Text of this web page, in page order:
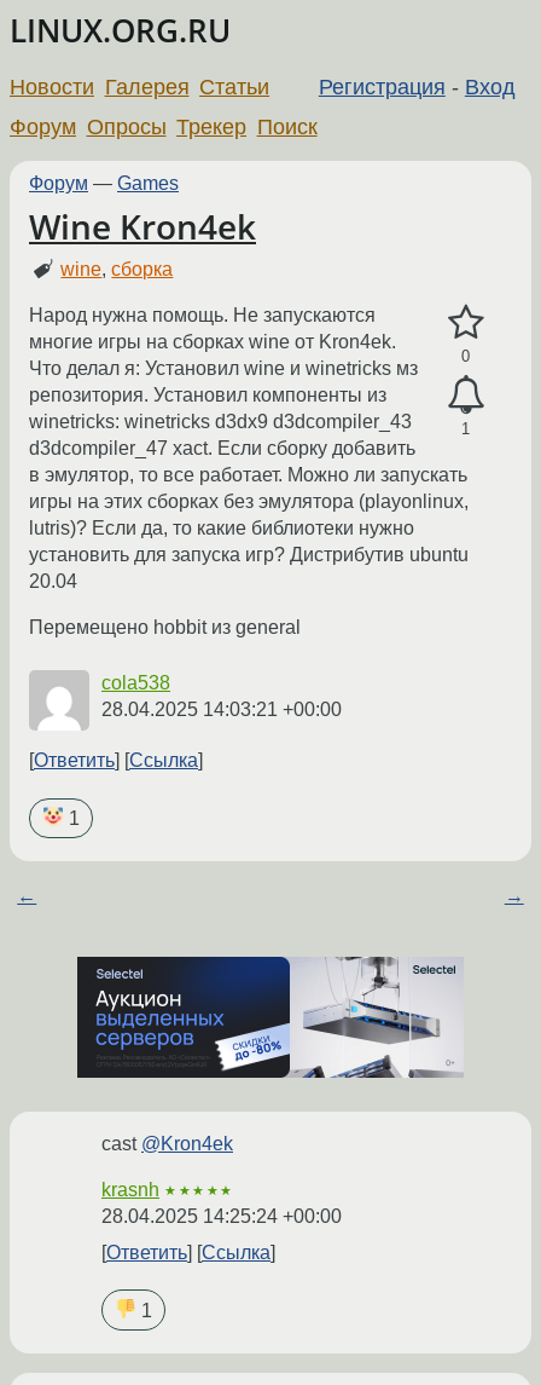
LINUX.ORG.RU
Регистрация - Вход
Новости Галерея Статьи
Форум Опросы Трекер Поиск
Форум — Games
Wine Kron4ek
wine,сборка
0
1
Народ нужна помощь. Не запускаются
многие игры на сборках wine от Kron4ek.
Что делал я: Установил wine и winetricks мз
репозитория. Установил компоненты из
winetricks: winetricks d3dx9 d3dcompiler_43
d3dcompiler_47 xact. Если сборку добавить
в эмулятор, то все работает. Можно ли запускать
игры на этих сборках без эмулятора (playonlinux,
lutris)? Если да, то какие библиотеки нужно
установить для запуска игр? Дистрибутив ubuntu
20.04
Перемещено hobbit из general
cola538
28.04.2025 14:03:21 +00:00
Ответить Ссылка
1
← →
cast @Kron4ek
krasnh ★★★★★
28.04.2025 14:25:24 +00:00
Ответить
Ссылка
1